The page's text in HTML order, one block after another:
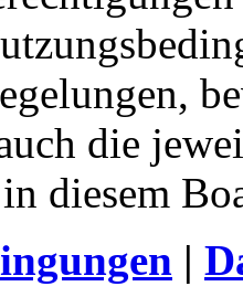
die
diesem
|